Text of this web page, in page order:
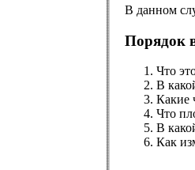
В данном
Порядок
Что
В
Какие
Что
В
Как